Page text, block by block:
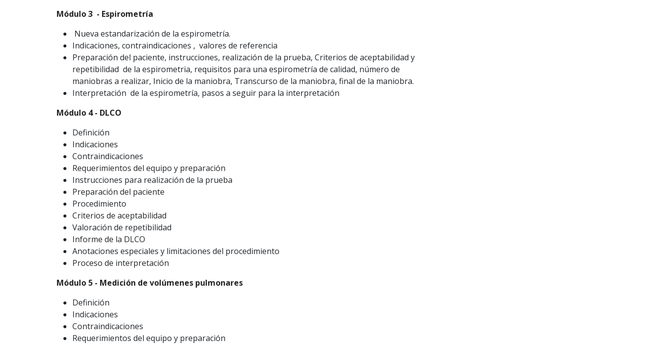
Módulo 3 - Espirometría
Nueva estandarización de la espirometría.
Indicaciones, contraindicaciones , valores de referencia
Preparación del paciente, instrucciones, realización de la prueba, Criterios de aceptabilidad y
repetibilidad de la espirometria, requisitos para una espirometría de calidad, número de
maniobras a realizar, Inicio de la maniobra, Transcurso de la maniobra, final de la maniobra.
Interpretación de la espirometría, pasos a seguir para la interpretación
Módulo 4 - DLCO
Definición
Indicaciones
Contraindicaciones
Requerimientos del equipo y preparación
Instrucciones para realización de la prueba
Preparación del paciente
Procedimiento
Criterios de aceptabilidad
Valoración de repetibilidad
Informe de la DLCO
Anotaciones especiales y limitaciones del procedimiento
Proceso de interpretación
Módulo 5 - Medición de volúmenes pulmonares
Definición
Indicaciones
Contraindicaciones
Requerimientos del equipo y preparación